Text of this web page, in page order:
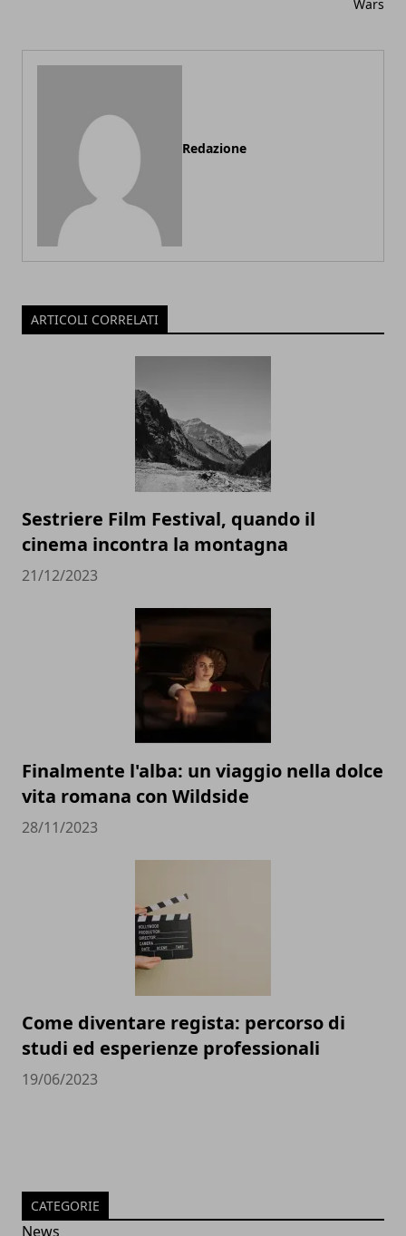
Wars
Redazione
ARTICOLI CORRELATI
Sestriere Film Festival, quando il
cinema incontra la montagna
21/12/2023
Finalmente l'alba: un viaggio nella dolce
vita romana con Wildside
28/11/2023
Come diventare regista: percorso di
studi ed esperienze professionali
19/06/2023
CATEGORIE
News